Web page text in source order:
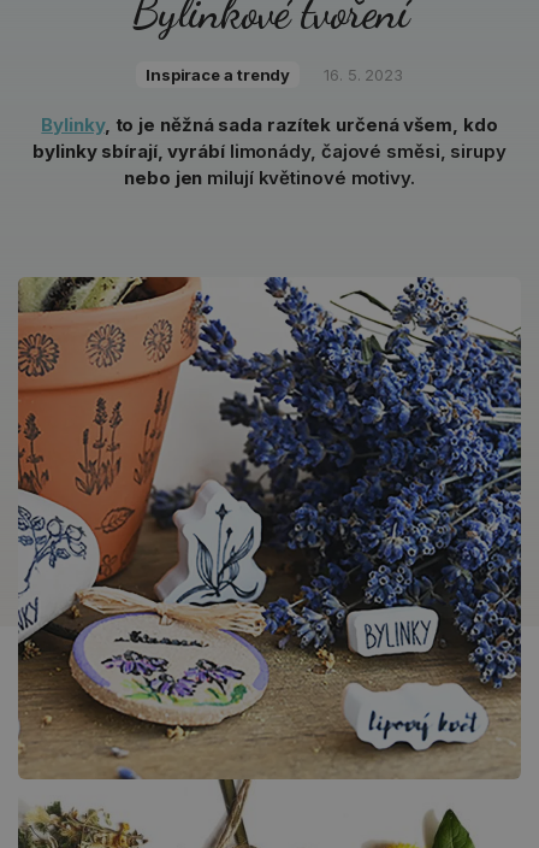
Bylinkové tvoření
Inspirace a trendy 16. 5. 2023
Bylinky, to je něžná sada razítek určená všem, kdo
bylinky sbírají, vyrábí limonády, čajové směsi, sirupy
nebo jen milují květinové motivy.